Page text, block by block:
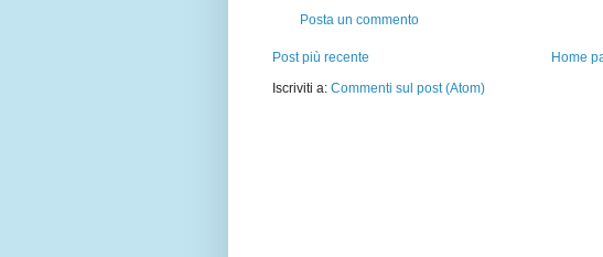
Posta un commento
Post più recente
Home
Iscriviti a: Commenti sul post (Atom)